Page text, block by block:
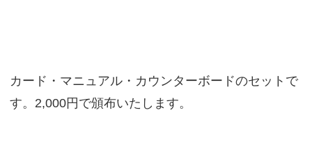
カード・マニュアル・カウンターボードのセットで
す。2,000円で頒布いたします。